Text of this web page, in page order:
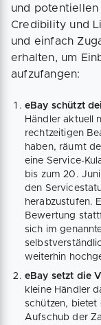
und
Credibility und
und einfach
erhalten, um
aufzufangen:
eBay schützt
Händler aktuell
rechtzeitigen
haben, räumt
eine Service-
bis zum 20.
den
herabzustufen.
Bewertung
sich im
weiterhin
eBay setzt die
kleine Händler
schützen, bietet
Aufschub der